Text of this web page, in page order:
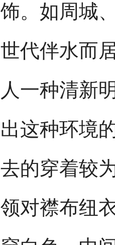
饰。如周城
世代伴水而
人一种清新
出这种环境
去的穿着较
领对襟布纽